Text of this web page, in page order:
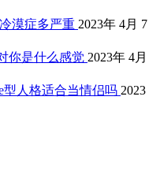
漠症多严重 2023年 4月 7
你是什么感觉 2023年 4月
型人格适合当情侣吗 2023